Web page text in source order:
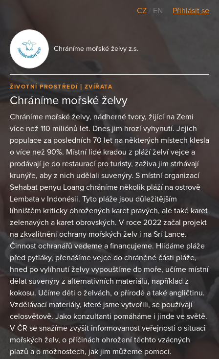
CZ / EN Přihlásit se
Chráníme mořské želvy z.s.
ŽIVOTNÍ PROSTŘEDÍ ZVÍŘATA
Chráníme mořské želvy
Chráníme mořské želvy, nádherné tvory, žijící na Zemi
více než 110 miliónů let. Dnes jim hrozí vyhynutí. Jejich
populace za posledních 70 let na některých místech klesla
o více než 90%. Místní lidé kradou z pláží želví vejce a
prodávají je do restaurací pro turisty, zaživa jim strhávají
krunýře, aby z nich udělali suvenýry. S místní organizací
Sehabat penyu Loang chráníme několik pláží na ostrově
Lembata v Indonésii. Tyto pláže jsou důležitějším
líhništěm kriticky ohrožených karet pravých, ale také karet
zelenavých a karet obrovských. V roce 2022 začal projekt
na zkvalitnění ochrany mořských želv i na Srí Lance.
Činnost ochranářů vedeme a financujeme. Hlídáme pláže
před pytláky, přenášíme vejce do chráněné části pláže,
hned po vylíhnutí želvy vypouštíme do moře, učíme místní
dělat suvenýry z alternativních materiálů, například z
kokosu. Učíme děti o želvách, o přírodě a také angličtinu.
Vzdělávací materiály, které jsme vytvořili, se používají
celosvětově. Jako konzultanti pomáháme i jinde ve světě.
V ČR se snažíme zvýšit informovanost veřejnosti o situaci
mořských želv, o příčinách ohrožení těchto vzácných
plazů a o možnostech, jak jim můžeme pomoci.